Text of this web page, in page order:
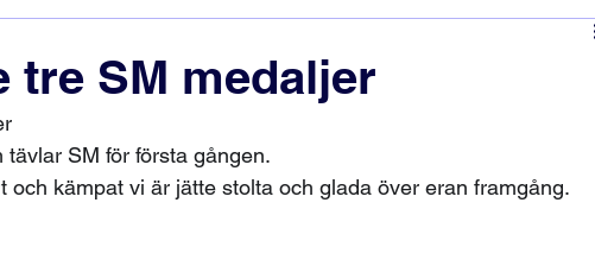
tre SM medaljer
SM för första gången.
och kämpat vi är jätte stolta och glada över eran framgång.